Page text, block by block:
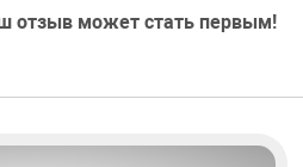
отзыв может стать первым!